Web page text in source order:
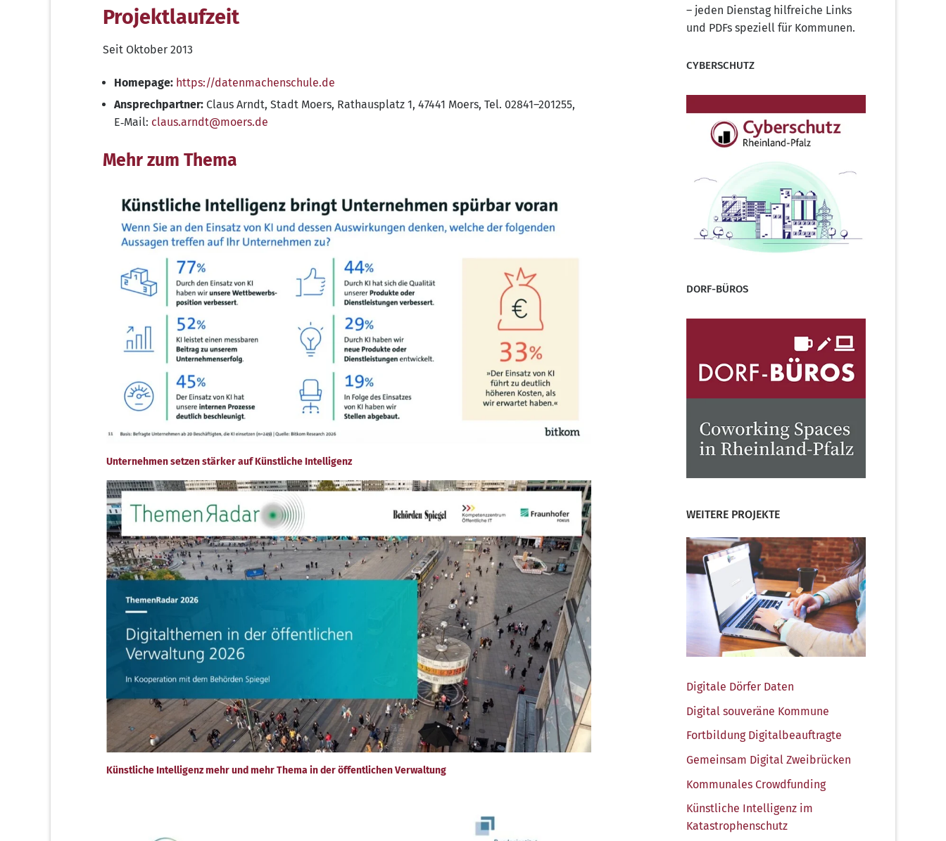
Projektlaufzeit
Seit Okto­ber 2013
Home­page: https://​daten​ma​chen​schu​le​.de
Ansprech­part­ner: Claus Arndt, Stadt Moers, Rat­haus­platz 1, 47441 Moers, Tel. 02841–201255,
E‑Mail: claus.​arndt@​moers.​de
Mehr zum Thema
Unternehmen setzen stärker auf Künstliche Intelligenz
Künstliche Intelligenz mehr und mehr Thema in der öffentlichen Verwaltung
– jeden Dienstag hilfreiche Links
und PDFs speziell für Kommunen.
CYBERSCHUTZ
DORF-BÜROS
WEITERE PROJEKTE
Digi­ta­le Dör­fer Daten
Digi­tal sou­ve­rä­ne Kommune
Fort­bil­dung Digitalbeauftragte
Gemein­sam Digi­tal Zweibrücken
Kom­mu­na­les Crowdfunding
Künst­li­che Intel­li­genz im
Katastrophenschutz